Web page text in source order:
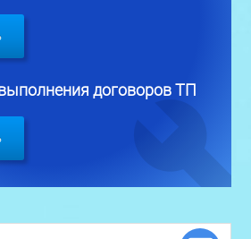
договоров ТП